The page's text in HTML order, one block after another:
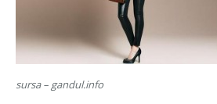
sursa – gandul.info